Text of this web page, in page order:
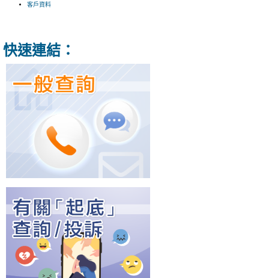
客戶資料
快速連結：